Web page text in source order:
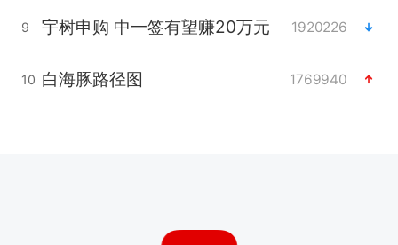
9 宇树申购 中一签有望赚20万元 1920226
10 白海豚路径图 1769940